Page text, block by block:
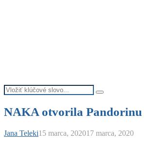
Search
for:
Search
NAKA otvorila
Jana Teleki15 marca, 202017 marca, 2020